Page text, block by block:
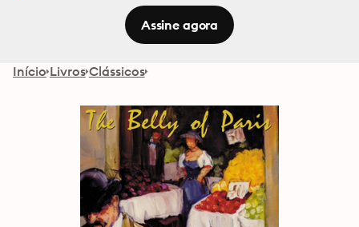
Assine agora
Início Livros Clássicos